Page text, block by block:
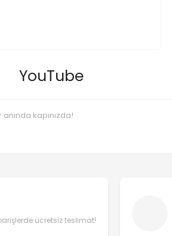
YouTube
kapınızda!
ücretsiz teslimat!